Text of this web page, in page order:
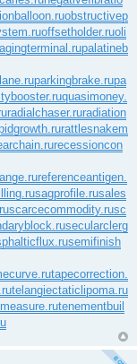
obstructivep
offsetholder.ruoli
palatineb
parkingbrake.rupa
quasimoney.
radialchaser.ruradiation
rattlesnakem
recessioncon
referenceantigen.
sagprofile.rusales
scarcecommodity.rusc
secularclerg
semifinish
tapecorrection.
telangiectaticlipoma.ru
tenementbuil